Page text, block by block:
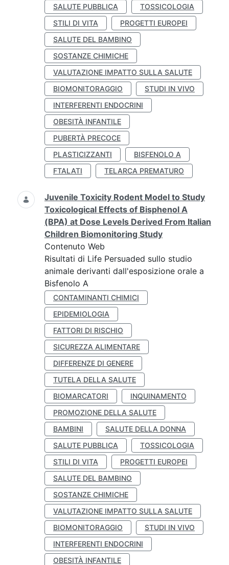
SALUTE PUBBLICA
TOSSICOLOGIA
STILI DI VITA
PROGETTI EUROPEI
SALUTE DEL BAMBINO
SOSTANZE CHIMICHE
VALUTAZIONE IMPATTO SULLA SALUTE
BIOMONITORAGGIO
STUDI IN VIVO
INTERFERENTI ENDOCRINI
OBESITÀ INFANTILE
PUBERTÀ PRECOCE
PLASTICIZZANTI
BISFENOLO A
FTALATI
TELARCA PREMATURO
Juvenile Toxicity Rodent Model to Study
Toxicological Effects of Bisphenol A
(BPA) at Dose Levels Derived From Italian
Children Biomonitoring Study
Contenuto Web
Risultati di Life Persuaded sullo studio
animale derivanti dall'esposizione orale a
Bisfenolo A
CONTAMINANTI CHIMICI
EPIDEMIOLOGIA
FATTORI DI RISCHIO
SICUREZZA ALIMENTARE
DIFFERENZE DI GENERE
TUTELA DELLA SALUTE
BIOMARCATORI
INQUINAMENTO
PROMOZIONE DELLA SALUTE
BAMBINI
SALUTE DELLA DONNA
SALUTE PUBBLICA
TOSSICOLOGIA
STILI DI VITA
PROGETTI EUROPEI
SALUTE DEL BAMBINO
SOSTANZE CHIMICHE
VALUTAZIONE IMPATTO SULLA SALUTE
BIOMONITORAGGIO
STUDI IN VIVO
INTERFERENTI ENDOCRINI
OBESITÀ INFANTILE